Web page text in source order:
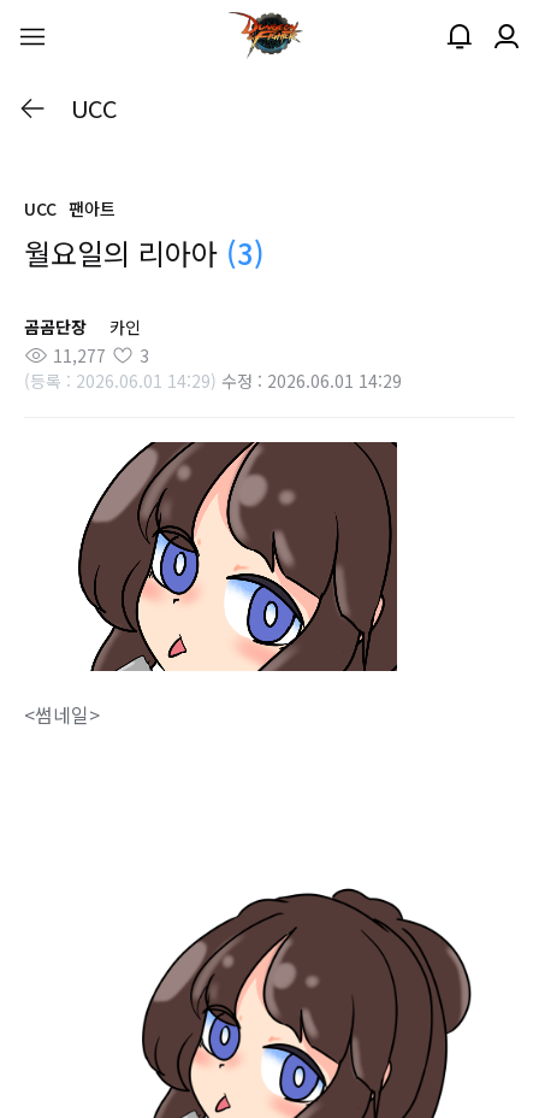
UCC
UCC 팬아트
월요일의 리아아 (3)
곰곰단장
카인
11,277
3
(등록 : 2026.06.01 14:29) 수정 : 2026.06.01 14:29
<썸네일>